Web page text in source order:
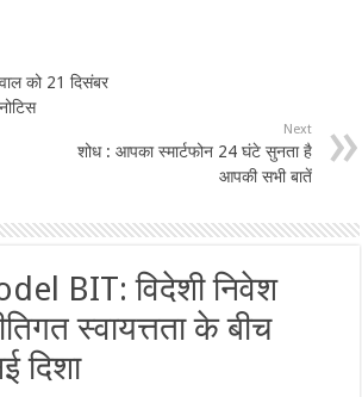
को 21 दिसंबर
Next
शोध : आपका स्मार्टफोन 24 घंटे सुनता है
आपकी सभी बातें
BIT: विदेशी निवेश
स्वायत्तता के बीच
दिशा